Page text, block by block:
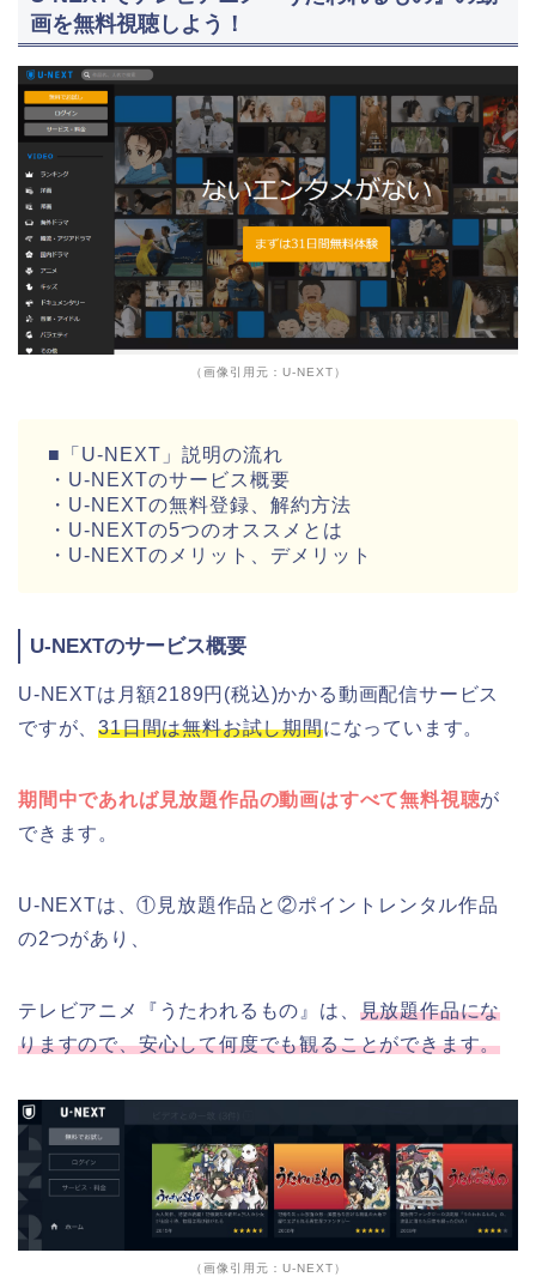
画を無料視聴しよう！
（画像引用元：U-NEXT）
■「U-NEXT」説明の流れ
・U-NEXTのサービス概要
・U-NEXTの無料登録、解約方法
・U-NEXTの5つのオススメとは
・U-NEXTのメリット、デメリット
U-NEXTのサービス概要
U-NEXTは月額2189円(税込)かかる動画配信サービス
ですが、31日間は無料お試し期間になっています。
期間中であれば見放題作品の動画はすべて無料視聴が
できます。
U-NEXTは、①見放題作品と②ポイントレンタル作品
の2つがあり、
テレビアニメ『うたわれるもの』は、 見放題作品にな
りますので、安心して何度でも観ることができます。
（画像引用元：U-NEXT）